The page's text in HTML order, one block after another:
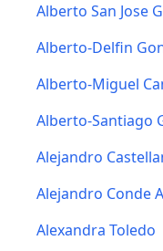
Alberto San Jose
Alberto-Delfin
Alberto-Miguel
Alberto-Santiago
Alejandro
Alejandro Conde
Alexandra Toledo